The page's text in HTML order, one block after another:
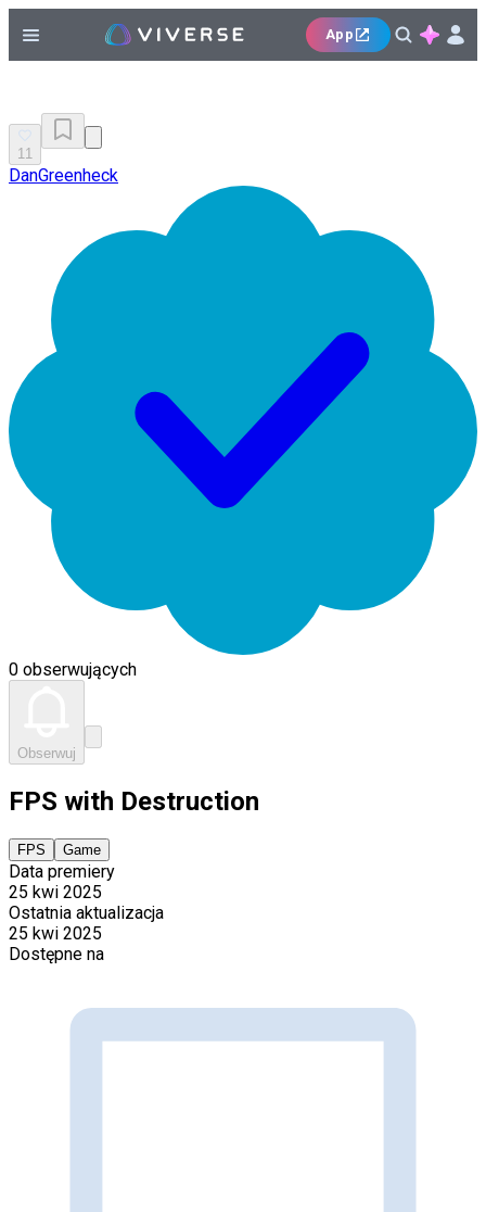
App
11
DanGreenheck
0 obserwujących
Obserwuj
FPS with Destruction
FPS Game
Data premiery
25 kwi 2025
Ostatnia aktualizacja
25 kwi 2025
Dostępne na